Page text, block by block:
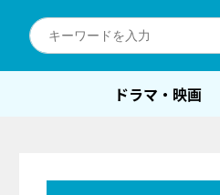
ドラマ・映画